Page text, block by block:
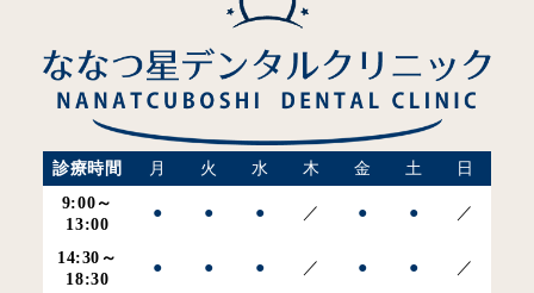
診療時間 月 火 水 木 金 土
日
9:00～
13:00
● ● ● ／ ● ● ／
14:30～
18:30
● ● ● ／ ● ● ／